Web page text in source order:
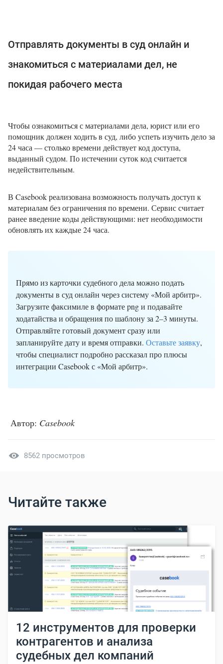
Отправлять документы в суд онлайн и
знакомиться с материалами дел, не
покидая рабочего места
Чтобы ознакомиться с материалами дела, юрист или его
помощник должен ходить в суд, либо успеть изучить дело за
24 часа — столько времени действует код доступа,
выданный судом. По истечении суток код считается
недействительным.
В Casebook реализована возможность получать доступ к
материалам без ограничения по времени. Сервис считает
ранее введение коды действующими: нет необходимости
обновлять их каждые 24 часа.
Прямо из карточки судебного дела можно подать
документы в суд онлайн через систему «Мой арбитр».
Загрузите факсимиле в формате png и подавайте
ходатайства и обращения по шаблону за 2–3 минуты.
Отправляйте готовый документ сразу или
запланируйте дату и время отправки. Оставьте заявку,
чтобы специалист подробно рассказал про плюсы
интеграции Casebook с «Мой арбитр».
Автор: Casebook
8562 просмотров
Читайте также
12 инструментов для проверки
контрагентов и анализа
судебных дел компаний